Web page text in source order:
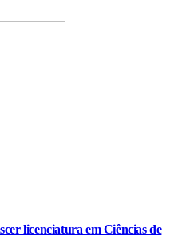
licenciatura em Ciências de